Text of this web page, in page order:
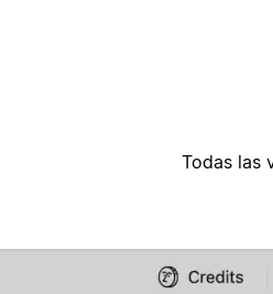
Todas las